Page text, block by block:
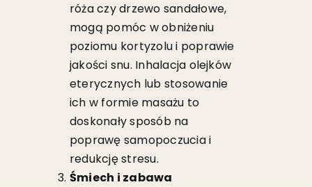
róża czy drzewo sandałowe,
mogą pomóc w obniżeniu
poziomu kortyzolu i poprawie
jakości snu. Inhalacja olejków
eterycznych lub stosowanie
ich w formie masażu to
doskonały sposób na
poprawę samopoczucia i
redukcję stresu.
Śmiech i zabawa